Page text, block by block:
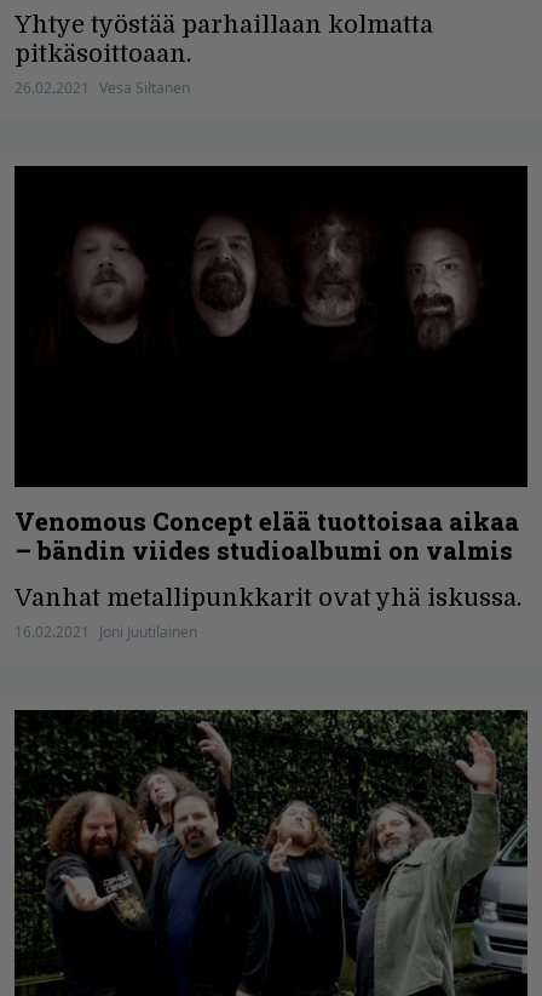
Yhtye työstää parhaillaan kolmatta
pitkäsoittoaan.
26.02.2021 Vesa Siltanen
Venomous Concept elää tuottoisaa aikaa
– bändin viides studioalbumi on valmis
Vanhat metallipunkkarit ovat yhä iskussa.
16.02.2021 Joni Juutilainen